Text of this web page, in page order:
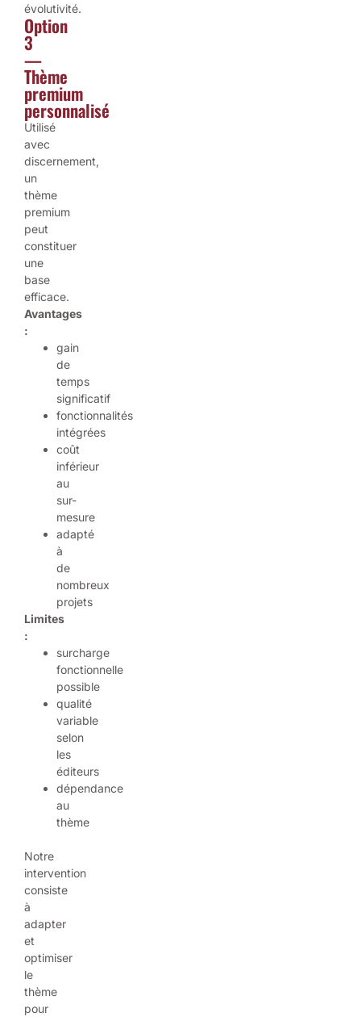
évolutivité.
Option
3
—
Thème
premium
personnalisé
Utilisé
avec
discernement,
un
thème
premium
peut
constituer
une
base
efficace.
Avantages
:
gain
de
temps
significatif
fonctionnalités
intégrées
coût
inférieur
au
sur-
mesure
adapté
à
de
nombreux
projets
Limites
:
surcharge
fonctionnelle
possible
qualité
variable
selon
les
éditeurs
dépendance
au
thème
Notre
intervention
consiste
à
adapter
et
optimiser
le
thème
pour